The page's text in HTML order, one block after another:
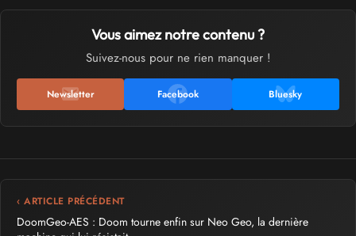
Vous aimez notre contenu ?
Suivez-nous pour ne rien manquer !
Newsletter Facebook Bluesky
‹ ARTICLE PRÉCÉDENT
DoomGeo-AES : Doom tourne enfin sur Neo Geo, la dernière